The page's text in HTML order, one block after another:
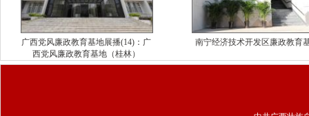
广西党风廉政教育基地展播(14)：广
西党风廉政教育基地（桂林）
南宁经济技术开发区廉政教育